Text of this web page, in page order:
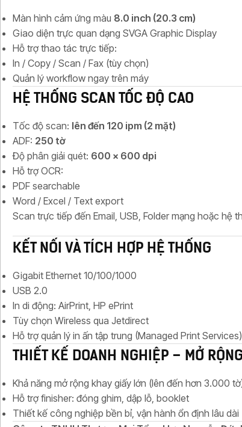
Màn hình cảm ứng màu 8.0 inch (20.3 cm)
Giao diện trực quan dạng SVGA Graphic Display
Hỗ trợ thao tác trực tiếp:
In / Copy / Scan / Fax (tùy chọn)
Quản lý workflow ngay trên máy
HỆ THỐNG SCAN TỐC ĐỘ CAO
Tốc độ scan: lên đến 120 ipm (2 mặt)
ADF: 250 tờ
Độ phân giải quét: 600 x 600 dpi
Hỗ trợ OCR:
PDF searchable
Word / Excel / Text export
Scan trực tiếp đến Email, USB, Folder mạng hoặc hệ
KẾT NỐI VÀ TÍCH HỢP HỆ THỐNG
Gigabit Ethernet 10/100/1000
USB 2.0
In di động: AirPrint, HP ePrint
Tùy chọn Wireless qua Jetdirect
Hỗ trợ quản lý in ấn tập trung (Managed Print Services)
THIẾT KẾ DOANH NGHIỆP – MỞ
Khả năng mở rộng khay giấy lớn (lên đến hơn 3.000
Hỗ trợ finisher: đóng ghim, dập lỗ, booklet
Thiết kế công nghiệp bền bỉ, vận hành ổn định lâu dài